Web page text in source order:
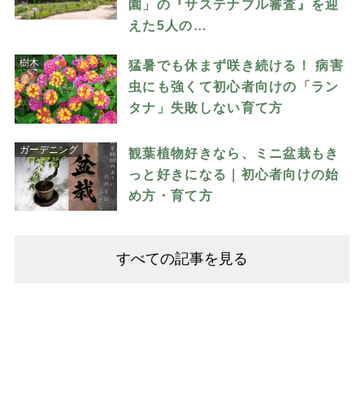
園」の『サステナブル審査』を迎
えた5人の…
樹木
猛暑でも休まず咲き続ける！ 病害
虫にも強くて初心者向けの「ラン
タナ」失敗しない育て方
ガーデニング
観葉植物好きなら、ミニ盆栽もき
っと好きになる｜初心者向けの始
め方・育て方
すべての記事を見る